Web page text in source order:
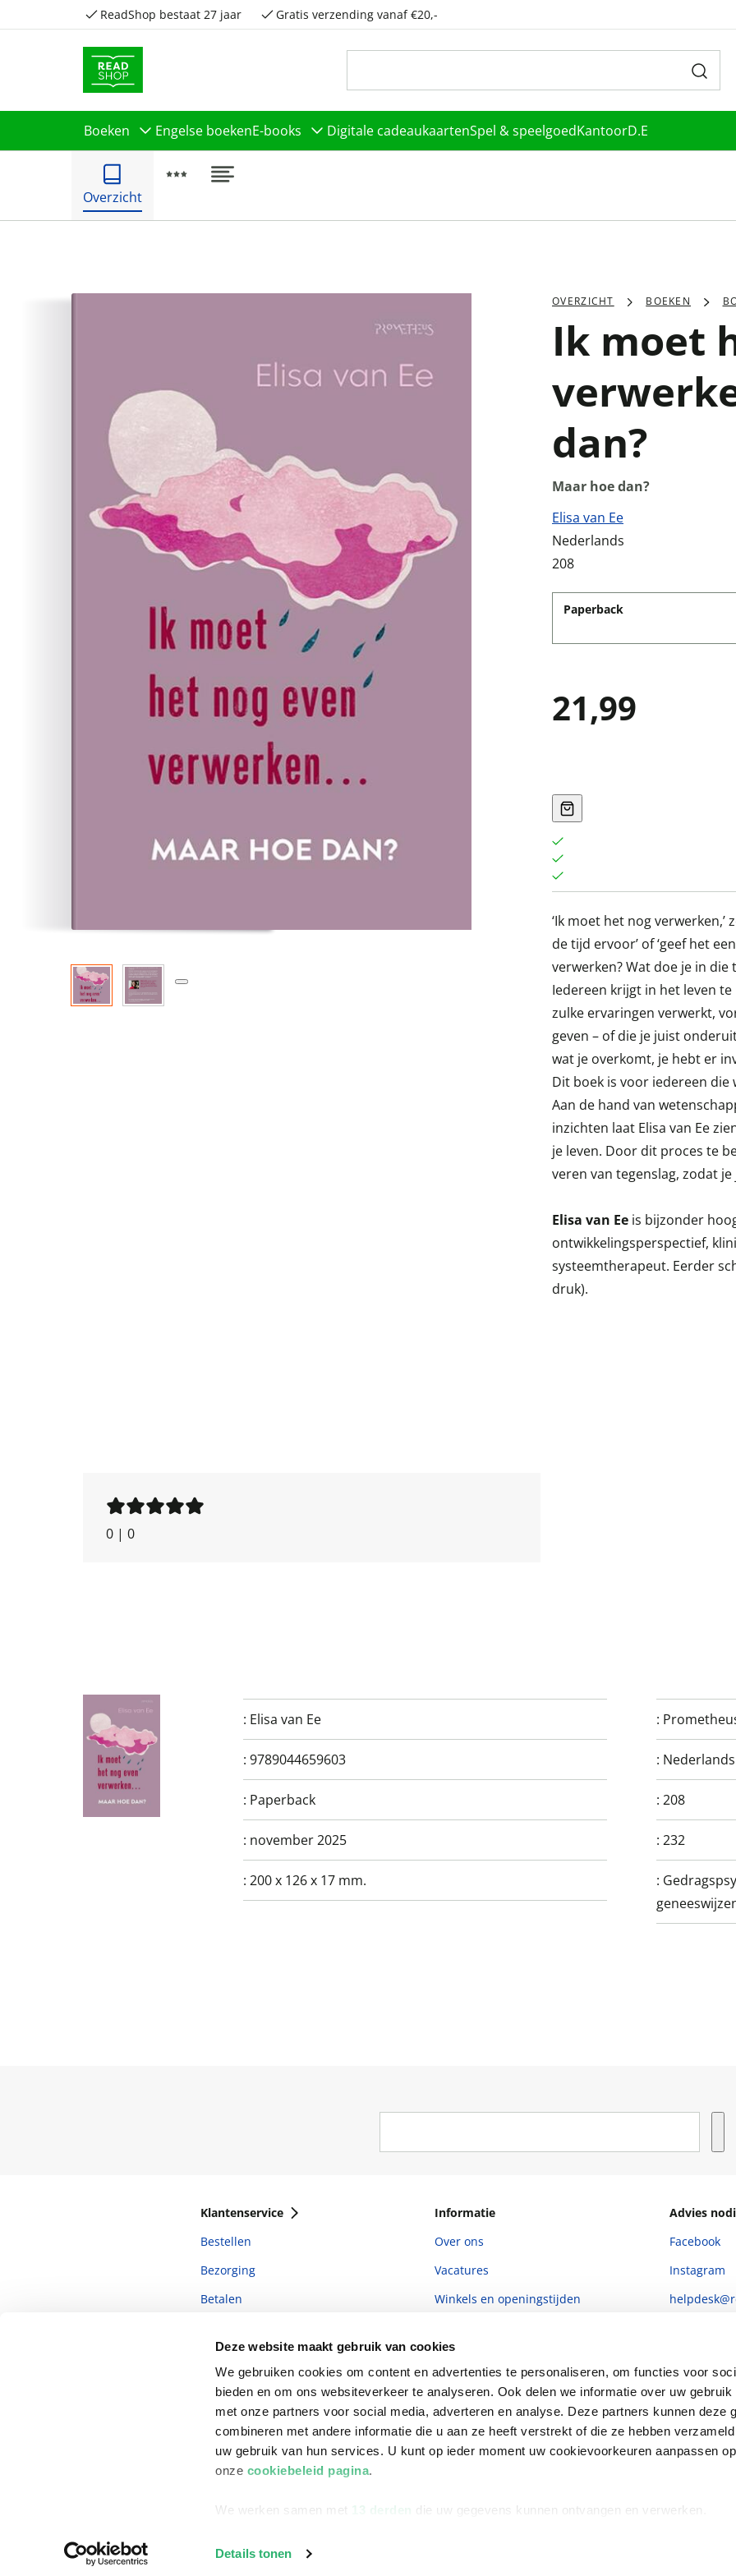
Deze website maakt gebruik van cookies
We gebruiken cookies om content en advertenties te personaliseren, om functies voor
bieden en om ons websiteverkeer te analyseren. Ook delen we informatie over uw
met onze partners voor social media, adverteren en analyse. Deze partners kunnen deze
combineren met andere informatie die u aan ze heeft verstrekt of die ze hebben
uw gebruik van hun services. U kunt op ieder moment uw cookievoorkeuren aanpassen op
onze cookiebeleid pagina.
We werken samen met 13 derden die uw gegevens kunnen ontvangen en verwerken.
Details tonen
ReadShop bestaat 27 jaar Gratis verzending vanaf €20,-
Boeken Engelse boekenE-books Digitale cadeaukaartenSpel & speelgoedKantoorD.E
Overzicht
OVERZICHT BOEKEN
Ik moet
dan?
Maar hoe dan?
Elisa van Ee
Nederlands
208
Paperback
21,99
‘Ik moet het nog verwerken,’
de tijd ervoor’ of ‘geef het
verwerken? Wat doe je in die
Iedereen krijgt in het leven
zulke ervaringen verwerkt,
geven – of die je juist
wat je overkomt, je hebt er
Dit boek is voor iedereen
Aan de hand van
inzichten laat Elisa van Ee
je leven. Door dit proces te
veren van tegenslag, zodat
Elisa van Ee is bijzonder
ontwikkelingsperspectief,
systeemtherapeut. Eerder
druk).
0 | 0
: Elisa van Ee :
: 9789044659603 : Nederlands
: Paperback :208
: november 2025 :232
: 200 x 126 x 17 mm. :
Klantenservice
Bestellen
Bezorging
Betalen
Veelgestelde vragen
Informatie
Over ons
Vacatures
Winkels en openingstijden
Ondernemer worden
Vulnerability Disclosure policy
Advies
Facebook
Instagram
©2026ReadShop